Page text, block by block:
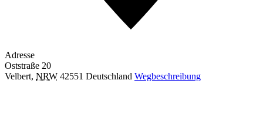
Adresse
Oststraße 20
Velbert, NRW 42551 Deutschland Wegbeschreibung